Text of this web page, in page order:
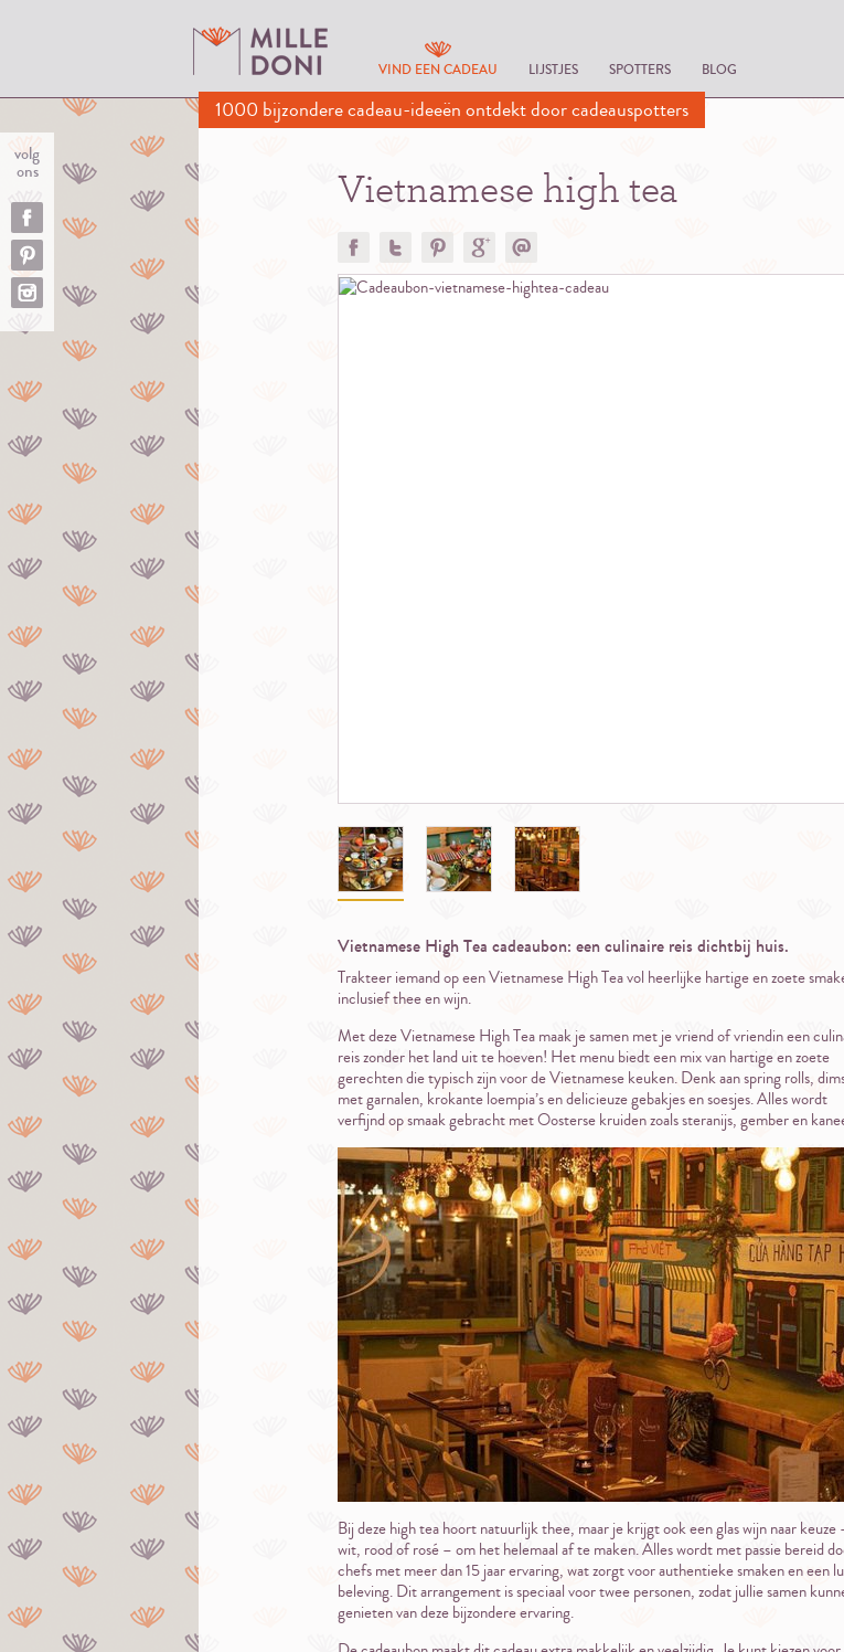
VIND EEN CADEAU LIJSTJES SPOTTERS BLOG
1000 bijzondere cadeau-ideeën ontdekt door cadeauspotters
volg
ons Vietnamese high tea
Vietnamese High Tea cadeaubon: een culinaire reis dichtbij huis.
Trakteer iemand op een Vietnamese High Tea vol heerlijke hartige en zoete
inclusief thee en wijn.
Met deze Vietnamese High Tea maak je samen met je vriend of vriendin een
reis zonder het land uit te hoeven! Het menu biedt een mix van hartige en zoete
gerechten die typisch zijn voor de Vietnamese keuken. Denk aan spring rolls,
met garnalen, krokante loempia’s en delicieuze gebakjes en soesjes. Alles wordt
verfijnd op smaak gebracht met Oosterse kruiden zoals steranijs, gember en
Bij deze high tea hoort natuurlijk thee, maar je krijgt ook een glas wijn naar keuze
wit, rood of rosé – om het helemaal af te maken. Alles wordt met passie bereid
chefs met meer dan 15 jaar ervaring, wat zorgt voor authentieke smaken en een
beleving. Dit arrangement is speciaal voor twee personen, zodat jullie samen
genieten van deze bijzondere ervaring.